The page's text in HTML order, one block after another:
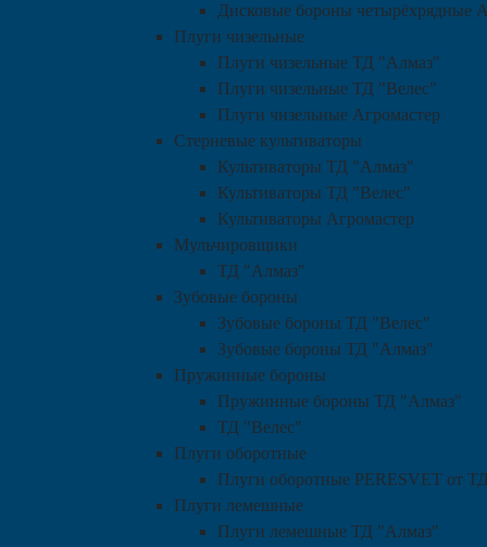
Дисковые бороны четырёхрядные
Плуги чизельные
Плуги чизельные ТД "Алмаз"
Плуги чизельные ТД "Велес"
Плуги чизельные Агромастер
Стерневые культиваторы
Культиваторы ТД "Алмаз"
Культиваторы ТД "Велес"
Культиваторы Агромастер
Мульчировщики
ТД "Алмаз"
Зубовые бороны
Зубовые бороны ТД "Велес"
Зубовые бороны ТД "Алмаз"
Пружинные бороны
Пружинные бороны ТД "Алмаз"
ТД "Велес"
Плуги оборотные
Плуги оборотные PERESVET от
Плуги лемешные
Плуги лемешные ТД "Алмаз"